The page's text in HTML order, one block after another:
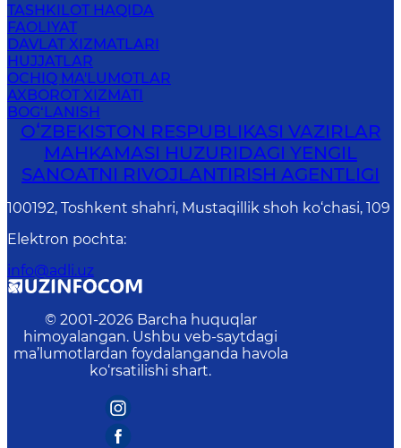
TASHKILOT HAQIDA
FAOLIYAT
DAVLAT XIZMATLARI
HUJJATLAR
OCHIQ MA'LUMOTLAR
AXBOROT XIZMATI
BOG‘LANISH
OʻZBEKISTON RESPUBLIKASI VAZIRLAR
MAHKAMASI HUZURIDAGI YENGIL
SANOATNI RIVOJLANTIRISH AGENTLIGI
100192, Toshkent shahri, Mustaqillik shoh ko‘chasi, 109
Elektron pochta:
info@adli.uz
© 2001-2026 Barcha huquqlar
himoyalangan. Ushbu veb-saytdagi
ma’lumotlardan foydalanganda havola
ko‘rsatilishi shart.